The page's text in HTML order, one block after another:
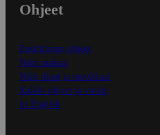
Ohjeet
Ensitilaajan ohjeet
Näin maksat
Näin tilaat ja muokkaat
Kaikki ohjeet ja vinkit
In English